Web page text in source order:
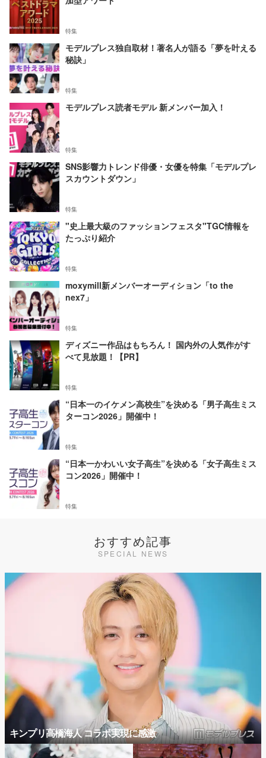
特集
モデルプレス独自取材！著名人が語る「夢を叶える
秘訣」
特集
モデルプレス読者モデル 新メンバー加入！
特集
SNS影響力トレンド俳優・女優を特集「モデルプレ
スカウントダウン」
特集
"史上最大級のファッションフェスタ"TGC情報を
たっぷり紹介
特集
moxymill新メンバーオーディション「to the
nex7」
特集
ディズニー作品はもちろん！ 国内外の人気作がす
べて見放題！【PR】
特集
“日本一のイケメン高校生”を決める「男子高生ミス
ターコン2026」開催中！
特集
“日本一かわいい女子高生”を決める「女子高生ミス
コン2026」開催中！
特集
おすすめ記事
SPECIAL NEWS
キンプリ高橋海人 コラボ実現に感激